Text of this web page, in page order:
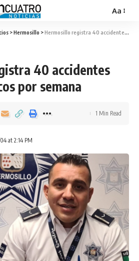
Aa
>Hermosillo >Hermosillo registra 40 accidentes automovilísticos por semana
40 accidentes
por semana
at 2:14 PM
1 Min Read